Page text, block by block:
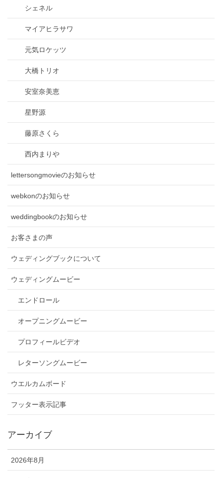
シェネル
マイアヒラサワ
元気ロケッツ
大橋トリオ
安室奈美恵
星野源
藤原さくら
西内まりや
lettersongmovieのお知らせ
webkonのお知らせ
weddingbookのお知らせ
お客さまの声
ウェディングブックについて
ウェディングムービー
エンドロール
オープニングムービー
プロフィールビデオ
レターソングムービー
ウエルカムボード
フッター表示記事
アーカイブ
2026年8月